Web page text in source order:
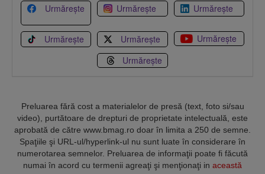
Urmărește Urmărește Urmărește
Urmărește Urmărește
Urmărește
Urmărește
Preluarea fără cost a materialelor de presă (text, foto si/sau
video), purtătoare de drepturi de proprietate intelectuală, este
aprobată de către www.bmag.ro doar în limita a 250 de semne.
Spaţiile şi URL-ul/hyperlink-ul nu sunt luate în considerare în
numerotarea semnelor. Preluarea de informaţii poate fi făcută
numai în acord cu termenii agreaţi şi menţionaţi in această